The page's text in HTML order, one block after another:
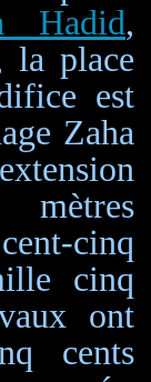
Hadid,
la place
est
Zaha
mètres
cinq
cinq
ont
cents